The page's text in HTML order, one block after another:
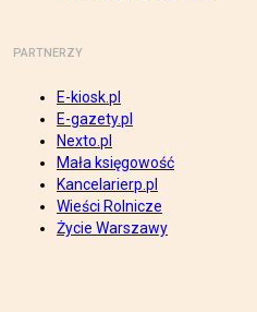
PARTNERZY
E-kiosk.pl
E-gazety.pl
Nexto.pl
Mała księgowość
Kancelarierp.pl
Wieści Rolnicze
Życie Warszawy